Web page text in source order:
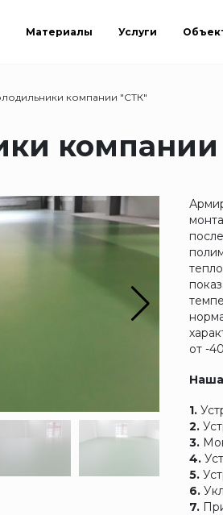
Материалы Услуги
компании "СТК"
от -
1.
2.
3.
4.
5.
6.
7.